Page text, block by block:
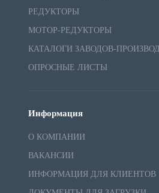
РЕДУКТОРЫ
МОТОР-РЕДУКТОРЫ
КАТАЛОГИ ЗАВОДОВ-
ОПРОСНЫЕ ЛИСТЫ
Информация
О КОМПАНИИ
ВАКАНСИИ
ИНФОРМАЦИЯ ДЛЯ КЛИЕНТОВ